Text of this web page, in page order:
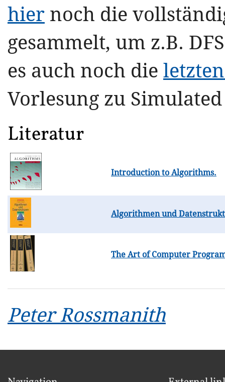
hier noch die
gesammelt, um z.B.
es auch noch die
Vorlesung zu
Literatur
Introduction to Algorithms.
Algorithmen und
The Art of Computer
Peter Rossmanith